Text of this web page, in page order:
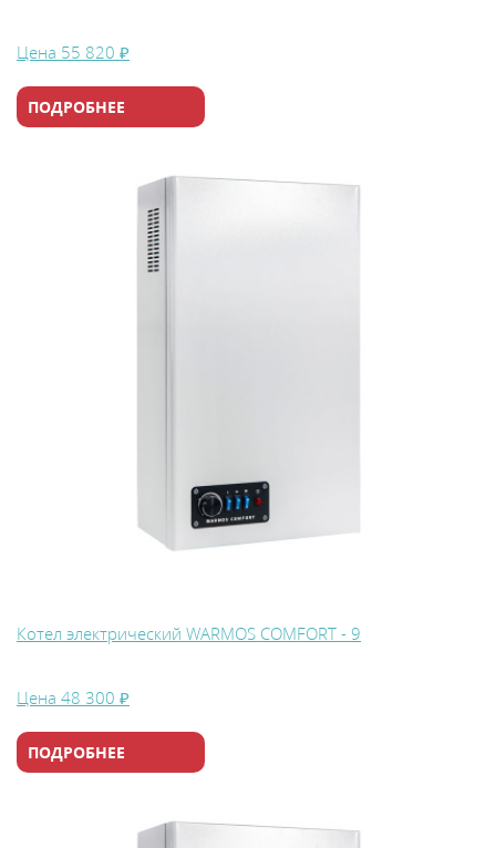
Цена 55 820 ₽
ПОДРОБНЕЕ
Котел электрический WARMOS COMFORT - 9
Цена 48 300 ₽
ПОДРОБНЕЕ